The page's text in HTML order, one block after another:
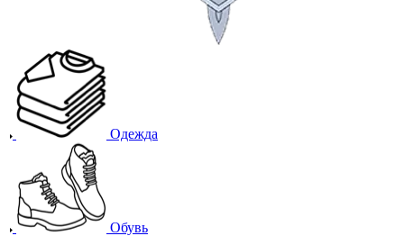
Одежда
Обувь